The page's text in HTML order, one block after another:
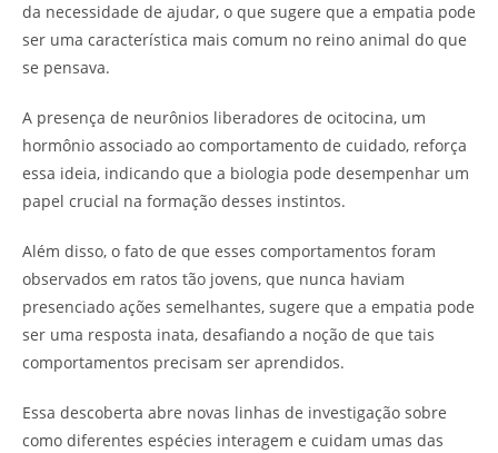
da necessidade de ajudar, o que sugere que a empatia pode
ser uma característica mais comum no reino animal do que
se pensava.
A presença de neurônios liberadores de ocitocina, um
hormônio associado ao comportamento de cuidado, reforça
essa ideia, indicando que a biologia pode desempenhar um
papel crucial na formação desses instintos.
Além disso, o fato de que esses comportamentos foram
observados em ratos tão jovens, que nunca haviam
presenciado ações semelhantes, sugere que a empatia pode
ser uma resposta inata, desafiando a noção de que tais
comportamentos precisam ser aprendidos.
Essa descoberta abre novas linhas de investigação sobre
como diferentes espécies interagem e cuidam umas das